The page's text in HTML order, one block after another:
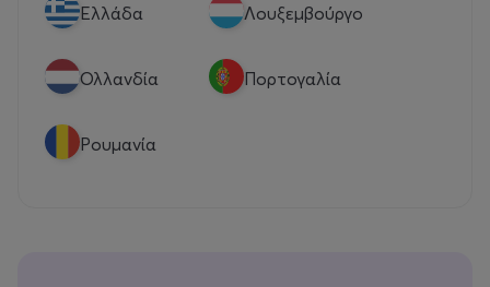
Eλλάδα Λουξεμβούργο
Ολλανδία Πορτογαλία
Ρουμανία